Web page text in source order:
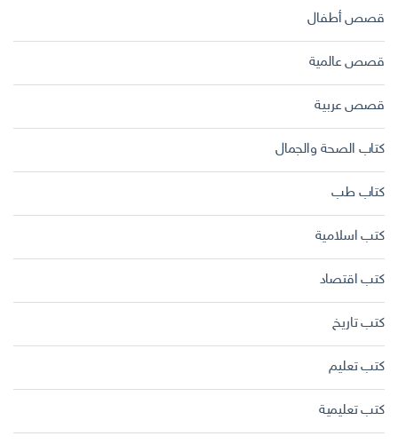
قصص أطفال
قصص عالمية
قصص عربية
كتاب الصحة والجمال
كتاب طب
كتب اسلامية
كتب اقتصاد
كتب تاريخ
كتب تعليم
كتب تعليمية